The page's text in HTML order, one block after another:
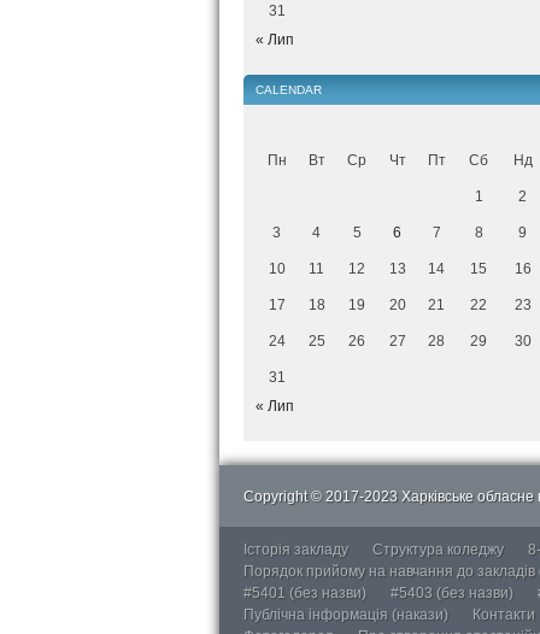
31
« Лип
CALENDAR
Пн Вт Ср Чт Пт Сб Нд
1 2
3 4 5 6 7 8 9
10 11 12 13 14 15 16
17 18 19 20 21 22 23
24 25 26 27 28 29 30
31
« Лип
Copyright © 2017-2023 Харківське обласне
Історія закладу Структура коледжу
Порядок прийому на навчання до закладів
#5401 (без назви)
#5403 (без назви)
Публічна інформація (накази)
Контакти